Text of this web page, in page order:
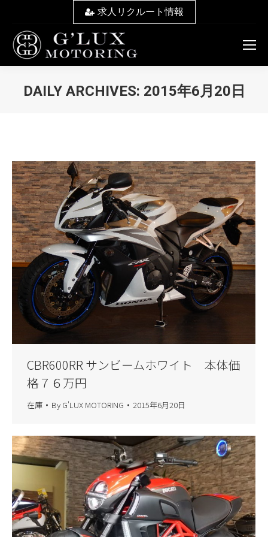
求人リクルート情報
DAILY ARCHIVES: 2015年6月20日
CBR600RR サンビームホワイト 本体価
格７６万円
在庫 By G'LUX MOTORING 2015年6月20日